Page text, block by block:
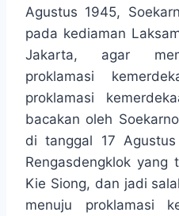
Agustus 1945,
pada kediaman
Jakarta, agar
proklamasi
proklamasi
bacakan oleh
di tanggal 17
Rengasdengklok
Kie Siong, dan jadi
menuju proklamasi